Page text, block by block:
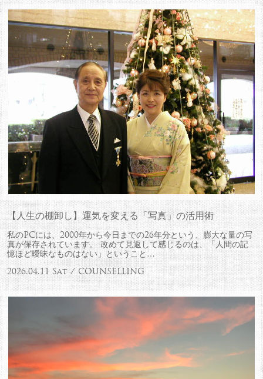
【人生の棚卸し】運気を変える「写真」の活用術
私のPCには、2000年から今日までの26年分という、膨大な量の写
真が保存されています。 改めて見返して感じるのは、「人間の記
憶ほど曖昧なものはない」ということ…
2026.04.11 Sat / COUNSELLING